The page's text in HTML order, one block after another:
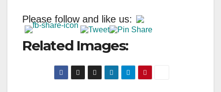
Please follow and like us:
Related Images: